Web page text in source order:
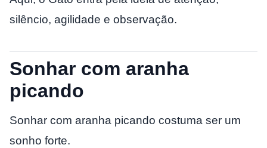
silêncio, agilidade e observação.
Sonhar com aranha
picando
Sonhar com aranha picando costuma ser um
sonho forte.